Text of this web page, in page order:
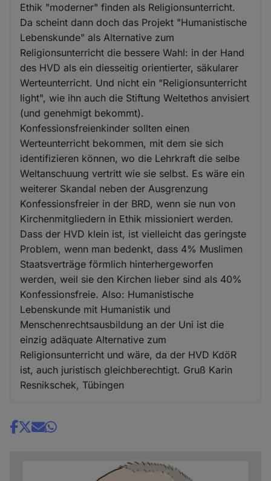
Ethik "moderner" finden als Religionsunterricht.
Da scheint dann doch das Projekt "Humanistische
Lebenskunde" als Alternative zum
Religionsunterricht die bessere Wahl: in der Hand
des HVD als ein diesseitig orientierter, säkularer
Werteunterricht. Und nicht ein "Religionsunterricht
light", wie ihn auch die Stiftung Weltethos anvisiert
(und genehmigt bekommt).
Konfessionsfreienkinder sollten einen
Werteunterricht bekommen, mit dem sie sich
identifizieren können, wo die Lehrkraft die selbe
Weltanschuung vertritt wie sie selbst. Es wäre ein
weiterer Skandal neben der Ausgrenzung
Konfessionsfreier in der BRD, wenn sie nun von
Kirchenmitgliedern in Ethik missioniert werden.
Dass der HVD klein ist, ist vielleicht das geringste
Problem, wenn man bedenkt, dass 4% Muslimen
Staatsverträge förmlich hinterhergeworfen
werden, weil sie den Kirchen lieber sind als 40%
Konfessionsfreie. Also: Humanistische
Lebenskunde mit Humanistik und
Menschenrechtsausbildung an der Uni ist die
einzig adäquate Alternative zum
Religionsunterricht und wäre, da der HVD KdöR
ist, auch juristisch gleichberechtigt. Gruß Karin
Resnikschek, Tübingen
Share